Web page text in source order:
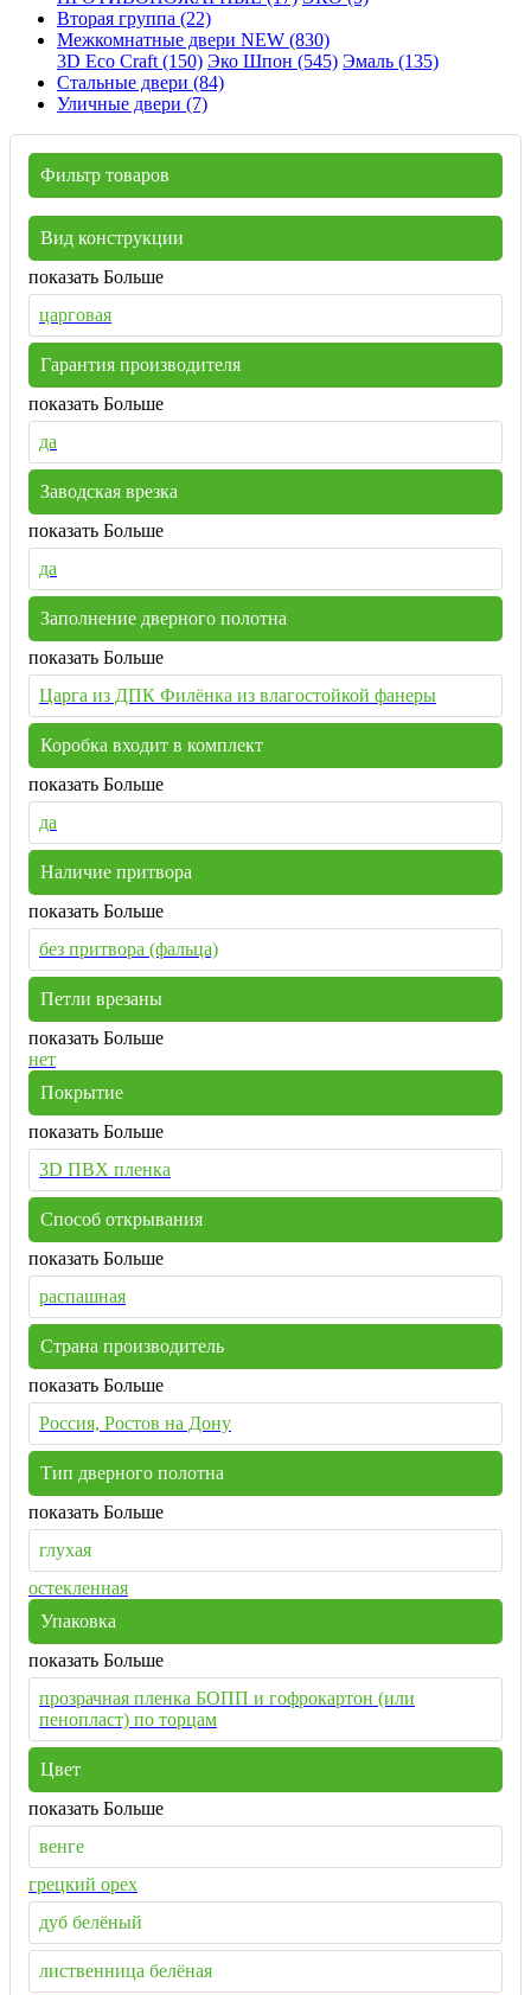
Вторая группа (22)
Межкомнатные двери NEW (830)
3D Eco Craft (150) Эко Шпон (545) Эмаль (135)
Стальные двери (84)
Уличные двери (7)
Фильтр товаров
Вид конструкции
показать Больше
царговая
Гарантия производителя
показать Больше
да
Заводская врезка
показать Больше
да
Заполнение дверного полотна
показать Больше
Царга из ДПК Филёнка из влагостойкой фанеры
Коробка входит в комплект
показать Больше
да
Наличие притвора
показать Больше
без притвора (фальца)
Петли врезаны
показать Больше
нет
Покрытие
показать Больше
3D ПВХ пленка
Способ открывания
показать Больше
распашная
Страна производитель
показать Больше
Россия, Ростов на Дону
Тип дверного полотна
показать Больше
глухая
остекленная
Упаковка
показать Больше
прозрачная пленка БОПП и гофрокартон (или
пенопласт) по торцам
Цвет
показать Больше
венге
грецкий орех
дуб белёный
лиственница белёная